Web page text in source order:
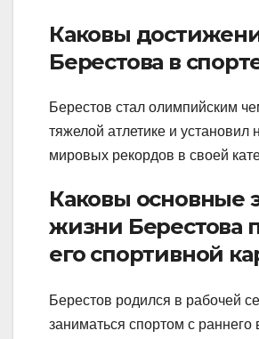
Каковы
Берестова в
Берестов стал олимпийским
тяжелой атлетике и установил
мировых рекордов в своей
Каковы основные
жизни Берестова
его спортивной
Берестов родился в рабочей
заниматься спортом с раннего